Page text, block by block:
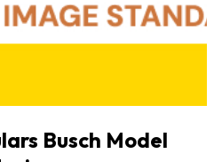
Busch Model